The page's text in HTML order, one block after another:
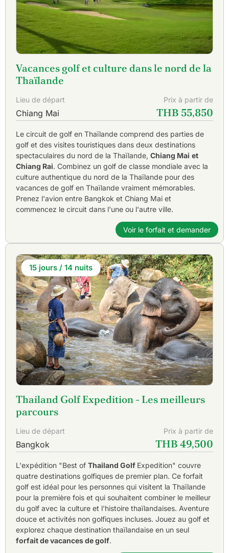
Vacances golf et culture dans le nord de la
Thaïlande
Lieu de départ Prix à partir de
Chiang Mai THB 55,850
Le circuit de golf en Thaïlande comprend des parties de
golf et des visites touristiques dans deux destinations
spectaculaires du nord de la Thaïlande, Chiang Mai et
Chiang Rai. Combinez un golf de classe mondiale avec la
culture authentique du nord de la Thaïlande pour des
vacances de golf en Thaïlande vraiment mémorables.
Prenez l'avion entre Bangkok et Chiang Mai et
commencez le circuit dans l'une ou l'autre ville.
Voir le forfait et demander
15 jours / 14 nuits
Thailand Golf Expedition - Les meilleurs
parcours
Lieu de départ Prix à partir de
Bangkok THB 49,500
L'expédition "Best of Thailand Golf Expedition" couvre
quatre destinations golfiques de premier plan. Ce forfait
golf est idéal pour les personnes qui visitent la Thaïlande
pour la première fois et qui souhaitent combiner le meilleur
du golf avec la culture et l'histoire thaïlandaises. Aventure
douce et activités non golfiques incluses. Jouez au golf et
explorez chaque destination thaïlandaise en un seul
forfait de vacances de golf.